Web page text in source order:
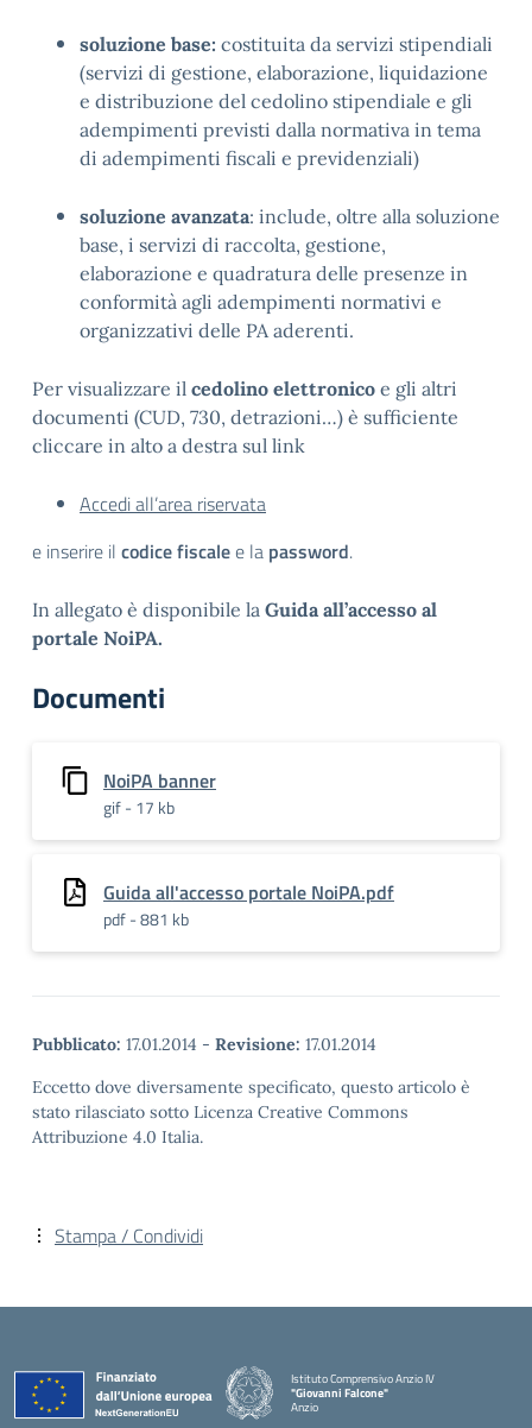
soluzione base: costituita da servizi stipendiali
(servizi di gestione, elaborazione, liquidazione
e distribuzione del cedolino stipendiale e gli
adempimenti previsti dalla normativa in tema
di adempimenti fiscali e previdenziali)
soluzione avanzata: include, oltre alla soluzione
base, i servizi di raccolta, gestione,
elaborazione e quadratura delle presenze in
conformità agli adempimenti normativi e
organizzativi delle PA aderenti.
Per visualizzare il cedolino elettronico e gli altri
documenti (CUD, 730, detrazioni…) è sufficiente
cliccare in alto a destra sul link
Accedi all’area riservata
e inserire il codice fiscalee la password.
In allegato è disponibile la Guida all’accesso al
portale NoiPA.
Documenti
NoiPA banner
gif - 17 kb
Guida all'accesso portale NoiPA.pdf
pdf - 881 kb
Pubblicato: 17.01.2014 - Revisione: 17.01.2014
Eccetto dove diversamente specificato, questo articolo è
stato rilasciato sotto Licenza Creative Commons
Attribuzione 4.0 Italia.
Stampa / Condividi
Istituto Comprensivo Anzio IV
"Giovanni Falcone"
Anzio